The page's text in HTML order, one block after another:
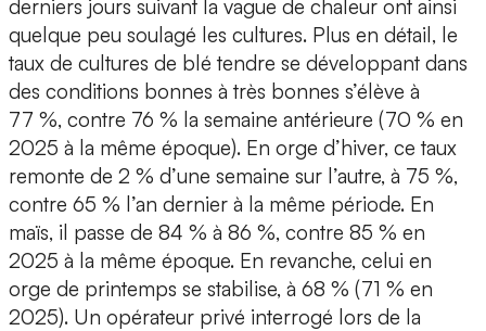
derniers jours suivant la vague de chaleur ont ainsi
quelque peu soulagé les cultures. Plus en détail, le
taux de cultures de blé tendre se développant dans
des conditions bonnes à très bonnes s’élève à
77 %, contre 76 % la semaine antérieure (70 % en
2025 à la même époque). En orge d’hiver, ce taux
remonte de 2 % d’une semaine sur l’autre, à 75 %,
contre 65 % l’an dernier à la même période. En
maïs, il passe de 84 % à 86 %, contre 85 % en
2025 à la même époque. En revanche, celui en
orge de printemps se stabilise, à 68 % (71 % en
2025). Un opérateur privé interrogé lors de la